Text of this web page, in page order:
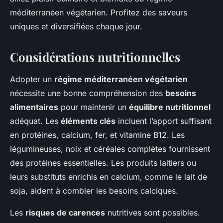
méditerranéen végétarien. Profitez des saveurs
uniques et diversifiées chaque jour.
Considérations nutritionnelles
Adopter un régime méditerranéen végétarien
nécessite une bonne compréhension des besoins
alimentaires pour maintenir un équilibre nutritionnel
adéquat. Les éléments clés incluent l’apport suffisant
en protéines, calcium, fer, et vitamine B12. Les
légumineuses, noix et céréales complètes fournissent
des protéines essentielles. Les produits laitiers ou
leurs substituts enrichis en calcium, comme le lait de
soja, aident à combler les besoins calciques.
Les risques de carences nutritives sont possibles.